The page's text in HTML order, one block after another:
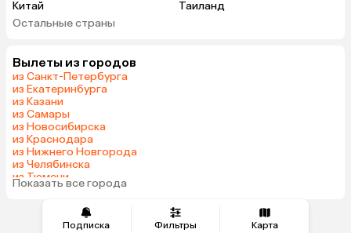
Подписка Фильтры Карта
Китай
Таиланд
Вьетнам
Грузия
Индонезия
Беларусь
Казахстан
Узбекистан
Маврикий
Индия
Сербия
Катар
Остальные страны
Вылеты из городов
из Санкт-Петербурга
из Екатеринбурга
из Казани
из Самары
из Новосибирска
из Краснодара
из Нижнего Новгорода
из Челябинска
из Тюмени
из Минеральных Вод
Показать все города